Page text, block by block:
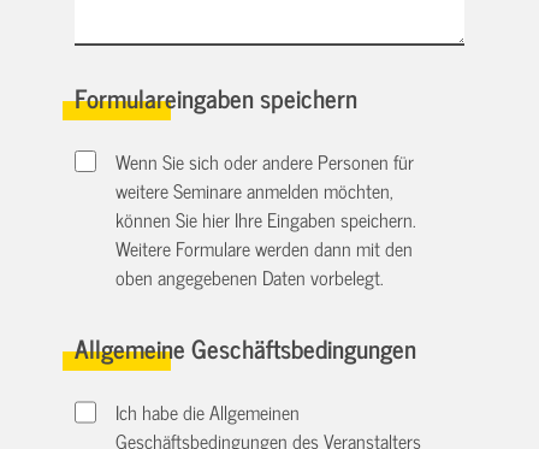
Formulareingaben speichern
Wenn Sie sich oder andere Personen für
weitere Seminare anmelden möchten,
können Sie hier Ihre Eingaben speichern.
Weitere Formulare werden dann mit den
oben angegebenen Daten vorbelegt.
Allgemeine Geschäftsbedingungen
Ich habe die Allgemeinen
Geschäftsbedingungen des Veranstalters